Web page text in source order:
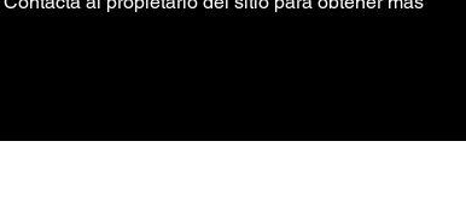
nuevos sencillos